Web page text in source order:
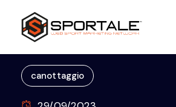
canottaggio